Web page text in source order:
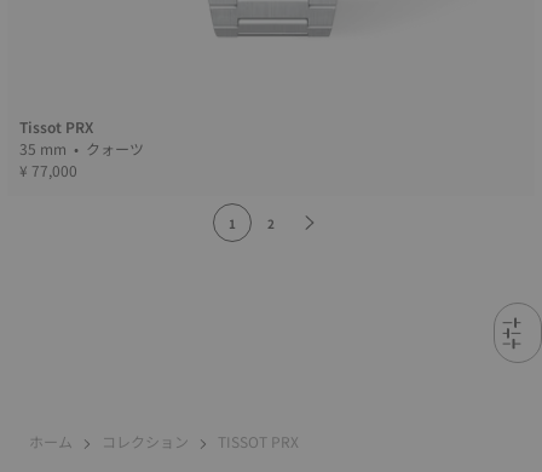
Tissot PRX
35 mm • クォーツ
¥ 77,000
1 2
ホーム コレクション TISSOT PRX